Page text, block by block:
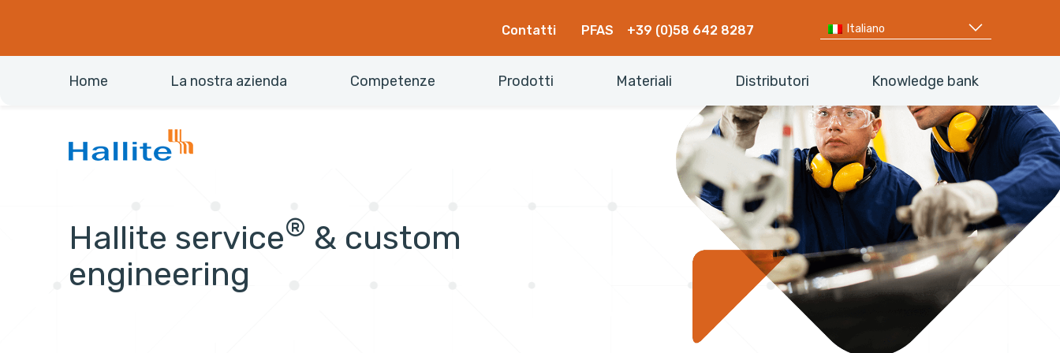
Contatti PFAS +39 (0)58 642 8287 Italiano
Home La nostra azienda Competenze Prodotti Materiali Distributori Knowledge bank
Hallite service® & custom
engineering